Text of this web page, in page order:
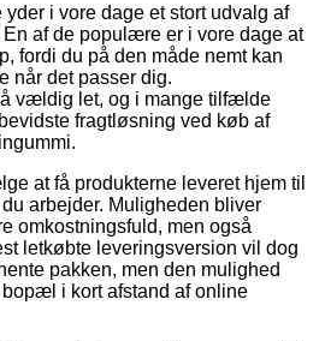
i vore dage et stort udvalg af
af de populære er i vore dage at
fordi du på den måde nemt kan
når det passer dig.
vældig let, og i mange tilfælde
fragtløsning ved køb af
at få produkterne leveret hjem til
arbejder. Muligheden bliver
omkostningsfuld, men også
letkøbte leveringsversion vil dog
pakken, men den mulighed
i kort afstand af online